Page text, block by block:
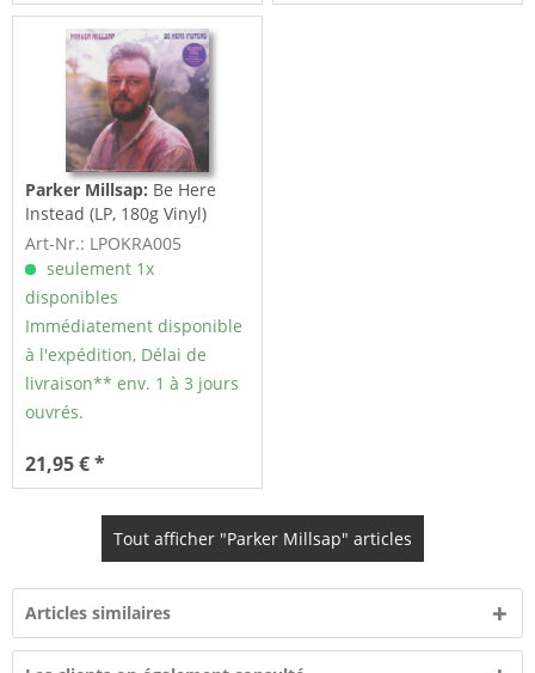
Parker Millsap: Be Here
Instead (LP, 180g Vinyl)
Art-Nr.: LPOKRA005
seulement 1x
disponibles
Immédiatement disponible
à l'expédition, Délai de
livraison** env. 1 à 3 jours
ouvrés.
21,95 € *
Tout afficher "Parker Millsap" articles
Articles similaires